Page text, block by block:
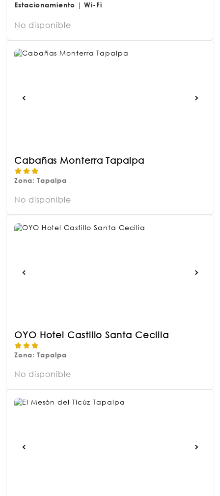
Estacionamiento | Wi-Fi
No disponible
Cabañas Monterra Tapalpa
Zona: Tapalpa
No disponible
OYO Hotel Castillo Santa Cecilia
Zona: Tapalpa
No disponible